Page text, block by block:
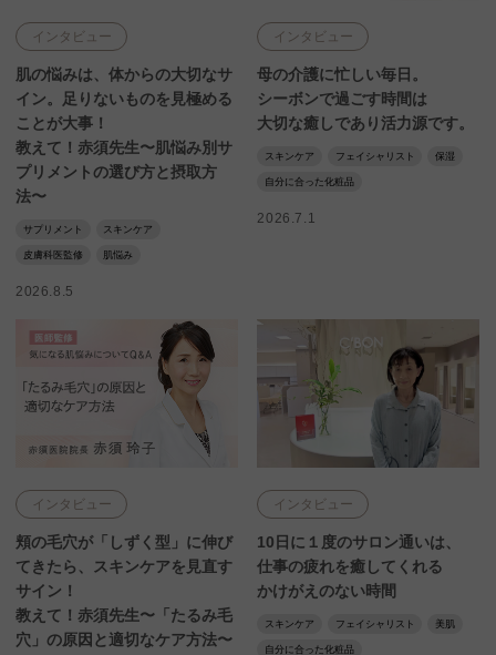
インタビュー
肌の悩みは、体からの大切なサ
イン。足りないものを見極める
ことが大事！
教えて！赤須先生〜肌悩み別サ
プリメントの選び方と摂取方
法〜
サプリメント スキンケア
皮膚科医監修 肌悩み
2026.8.5
インタビュー
母の介護に忙しい毎日。
シーボンで過ごす時間は
大切な癒しであり活力源です。
スキンケア フェイシャリスト 保湿
自分に合った化粧品
2026.7.1
インタビュー
頬の毛穴が「しずく型」に伸び
てきたら、スキンケアを見直す
サイン！
教えて！赤須先生〜「たるみ毛
穴」の原因と適切なケア方法〜
インタビュー
10日に１度のサロン通いは、
仕事の疲れを癒してくれる
かけがえのない時間
スキンケア フェイシャリスト 美肌
自分に合った化粧品